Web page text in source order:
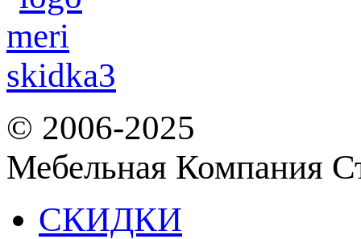
© 2006-2025
Мебельная Компания
СКИДКИ